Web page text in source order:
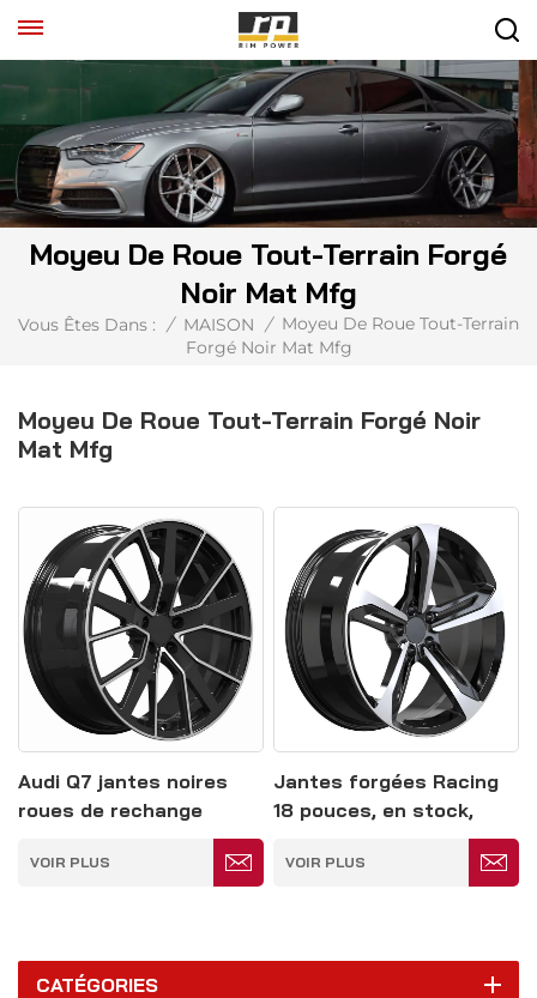
Moyeu De Roue Tout-Terrain Forgé
Noir Mat Mfg
Vous Êtes Dans : / MAISON / Moyeu De Roue Tout-Terrain
Forgé Noir Mat Mfg
Moyeu De Roue Tout-Terrain Forgé Noir
Mat Mfg
Audi Q7 jantes noires
roues de rechange
personnalisées 5*120
VOIR PLUS
Jantes forgées Racing
18 pouces, en stock,
pour Audi A4, A5, A6 et
Mercedes Classe CE
VOIR PLUS
CATÉGORIES